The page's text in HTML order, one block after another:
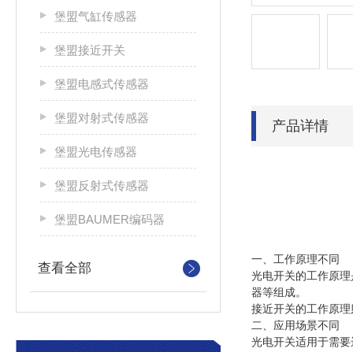
堡盟气缸传感器
堡盟接近开关
堡盟电感式传感器
堡盟对射式传感器
堡盟光电传感器
堡盟反射式传感器
堡盟BAUMER编码器
查看全部
产品详情
一、工作原理不同
光电开关的工作原
器等组成。
接近开关的工作原
二、应用场景不同
光电开关适用于需